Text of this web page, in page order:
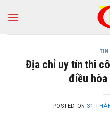
TIN
Địa chỉ uy tín thi
điều hòa
POSTED ON 31